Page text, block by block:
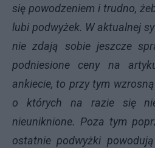
się powodzeniem i trudno,
lubi podwyżek. W aktualnej
nie zdają sobie jeszcze
podniesione ceny na
ankiecie, to przy tym
o których na razie się
nieuniknione. Poza tym
ostatnie podwyżki